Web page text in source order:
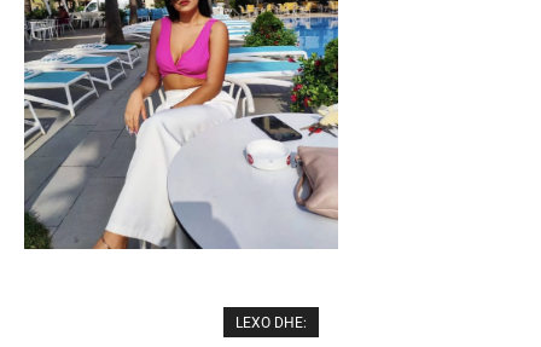
LEXO DHE: